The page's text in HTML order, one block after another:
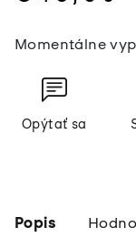
cena:
Momentálne
Opýtať sa
Popis